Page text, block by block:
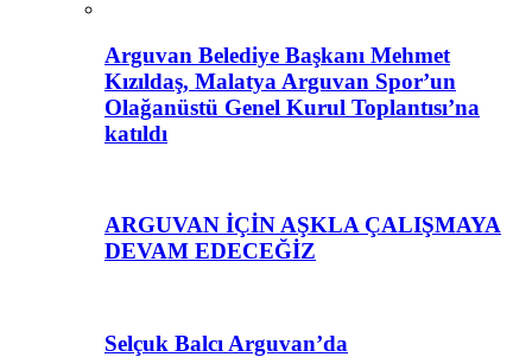
Arguvan Belediye Başkanı Mehmet
Kızıldaş, Malatya Arguvan Spor’un
Olağanüstü Genel Kurul Toplantısı’na
katıldı
ARGUVAN İÇİN AŞKLA ÇALIŞMAYA
DEVAM EDECEĞİZ
Selçuk Balcı Arguvan’da